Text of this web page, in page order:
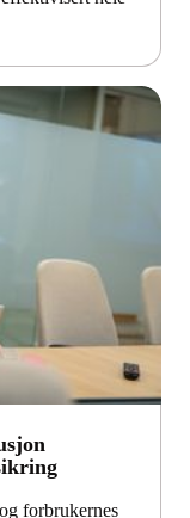
forbrukernes